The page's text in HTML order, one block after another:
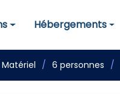
de skiHébergements
Hébergements
6 personnes